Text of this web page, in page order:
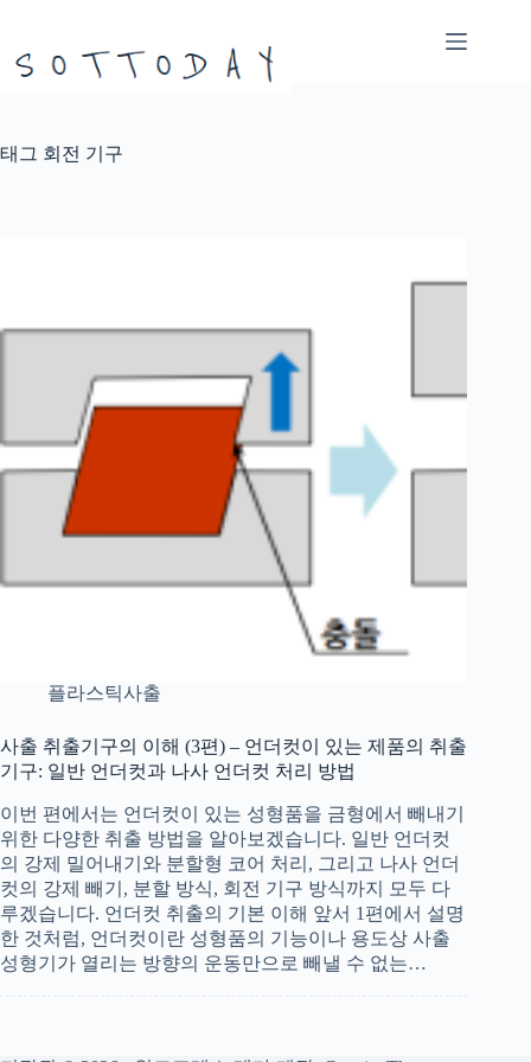
으
뛰
태그 회전 기구
플라스틱사출
사출 취출기구의 이해 (3편) – 언더컷이 있는 제품의 취출
기구: 일반 언더컷과 나사 언더컷 처리 방법
이번 편에서는 언더컷이 있는 성형품을 금형에서 빼내기
위한 다양한 취출 방법을 알아보겠습니다. 일반 언더컷
의 강제 밀어내기와 분할형 코어 처리, 그리고 나사 언더
컷의 강제 빼기, 분할 방식, 회전 기구 방식까지 모두 다
루겠습니다. 언더컷 취출의 기본 이해 앞서 1편에서 설명
한 것처럼, 언더컷이란 성형품의 기능이나 용도상 사출
성형기가 열리는 방향의 운동만으로 빼낼 수 없는…